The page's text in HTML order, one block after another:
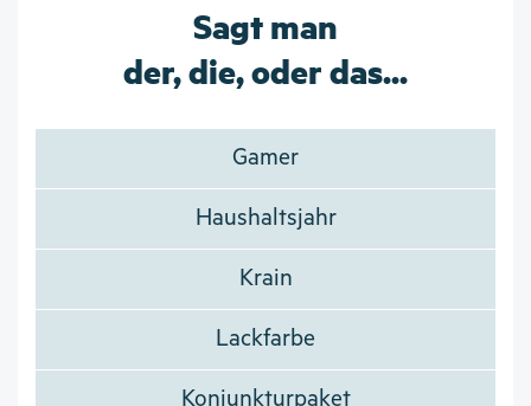
Sagt man
der, die, oder das...
Gamer
Haushaltsjahr
Krain
Lackfarbe
Konjunkturpaket